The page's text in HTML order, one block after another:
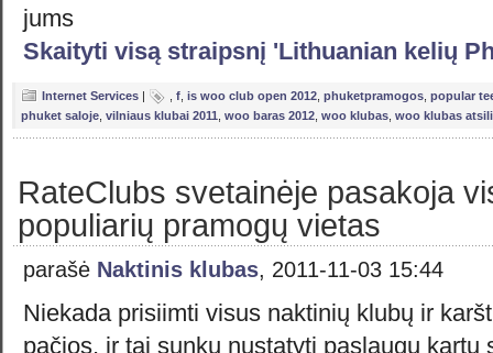
jums
Skaityti visą straipsnį 'Lithuanian kelių
Internet Services | f is woo club open 2012 phuketpramogos popular
phuket saloje vilniaus klubai 2011 woo baras 2012 woo klubas woo klubas
RateClubs svetainėje pasakoja
populiarių pramogų vietas
parašė Naktinis klubas, 2011-11-03 15:44
Niekada prisiimti visus naktinių klubų ir
pačios, ir tai sunku nustatyti paslaugų kartu